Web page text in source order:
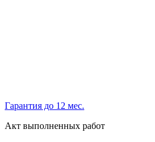
Гарантия до 12 мес.
Акт выполненных работ